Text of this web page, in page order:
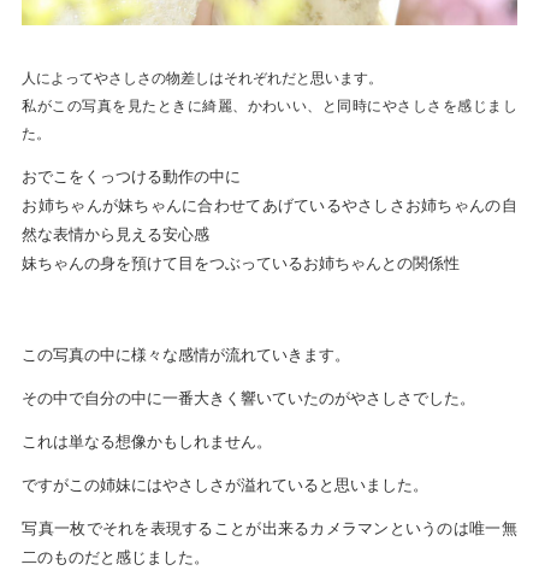
人によってやさしさの物差しはそれぞれだと思います。
私がこの写真を見たときに綺麗、かわいい、と同時にやさしさを感じまし
た。
おでこをくっつける動作の中に
お姉ちゃんが妹ちゃんに合わせてあげているやさしさお姉ちゃんの自
然な表情から見える安心感
妹ちゃんの身を預けて目をつぶっているお姉ちゃんとの関係性
この写真の中に様々な感情が流れていきます。
その中で自分の中に一番大きく響いていたのがやさしさでした。
これは単なる想像かもしれません。
ですがこの姉妹にはやさしさが溢れていると思いました。
写真一枚でそれを表現することが出来るカメラマンというのは唯一無
二のものだと感じました。